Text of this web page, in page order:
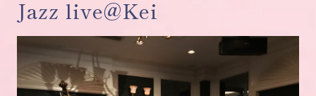
Jazz live@Kei